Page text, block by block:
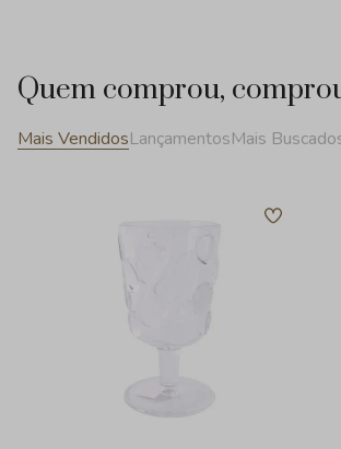
Quem comprou,
Mais VendidosLançamentosMais